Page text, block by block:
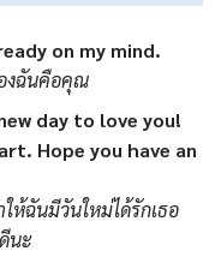
on my mind.
งฉันคือคุณ
day to love you!
Hope you have an
ฉันมีวันใหม่ได้รักเธอ
นะ